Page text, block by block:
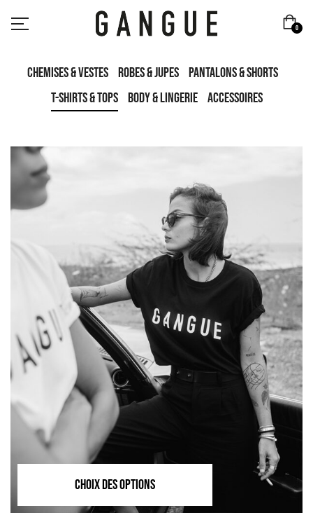
0
Chemises & Vestes Robes & Jupes
Pantalons & Shorts
T-Shirts & Tops
Body & Lingerie Accessoires
CHOIX DES OPTIONS